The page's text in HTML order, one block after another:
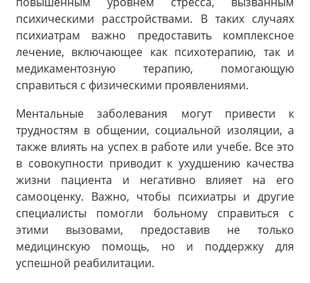
психическими расстройствами. В таких случаях
психиатрам важно предоставить комплексное
лечение, включающее как психотерапию, так и
медикаментозную терапию, помогающую
справиться с физическими проявлениями.
Ментальные заболевания могут привести к
трудностям в общении, социальной изоляции, а
также влиять на успех в работе или учебе. Все это
в совокупности приводит к ухудшению качества
жизни пациента и негативно влияет на его
самооценку. Важно, чтобы психиатры и другие
специалисты помогли больному справиться с
этими вызовами, предоставив не только
медицинскую помощь, но и поддержку для
успешной реабилитации.